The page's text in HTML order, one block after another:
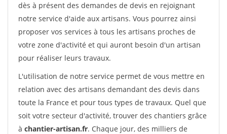
dès à présent des demandes de devis en rejoignant
notre service d'aide aux artisans. Vous pourrez ainsi
proposer vos services à tous les artisans proches de
votre zone d'activité et qui auront besoin d'un artisan
pour réaliser leurs travaux.
L'utilisation de notre service permet de vous mettre en
relation avec des artisans demandant des devis dans
toute la France et pour tous types de travaux. Quel que
soit votre secteur d'activité, trouver des chantiers grâce
à chantier-artisan.fr. Chaque jour, des milliers de